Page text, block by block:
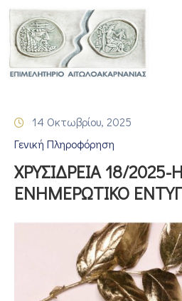
ΑΡΧΙΚΗ
ΓΕΜΗ
–
ΠΡΟΓΡΑΜΜΑΤΑ
ΣΥΜΜΕΤΟΧΗ
14 Οκτωβρίου, 2025
Γενική Πληροφόρηση
ΧΡΥΣΙΔΡΕΙΑ 18/
ΕΝΗΜΕΡΩΤΙΚΟ